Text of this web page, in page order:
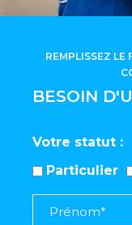
BESOIN
REMPLISSEZ LE
Votre statut
Particulier